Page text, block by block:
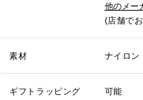
他のメー
(店舗で
素材 ナイロン
ギフトラッピング 可能